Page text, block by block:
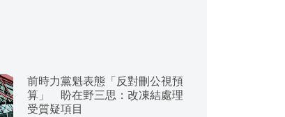
前時力黨魁表態「反對刪公視預
算」 盼在野三思：改凍結處理
受質疑項目